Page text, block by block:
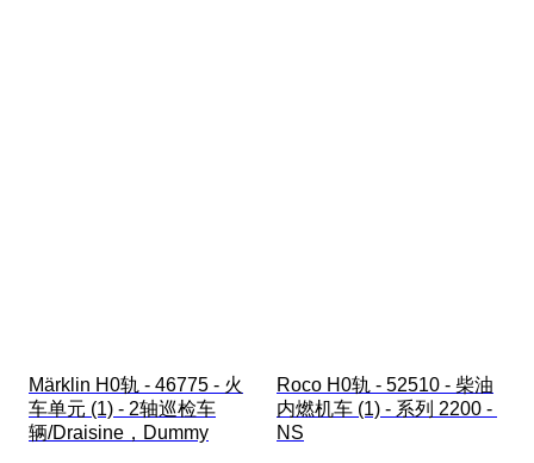
Märklin H0轨 - 46775 - 火
车单元 (1) - 2轴巡检车
辆/Draisine，Dummy
Roco H0轨 - 52510 - 柴油
内燃机车 (1) - 系列 2200 -
NS